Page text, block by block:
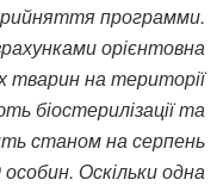
программи.
орієнтовна
тварин на території
біостерилізації та
станом на серпень
Оскільки одна